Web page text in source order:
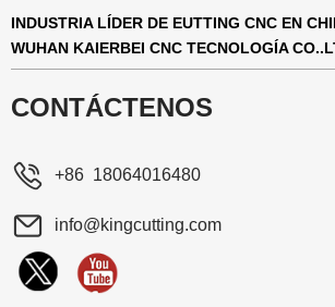
INDUSTRIA LÍDER DE EUTTING CNC EN
WUHAN KAIERBEI CNC TECNOLOGÍA
CONTÁCTENOS
+86 18064016480
info@kingcutting.com